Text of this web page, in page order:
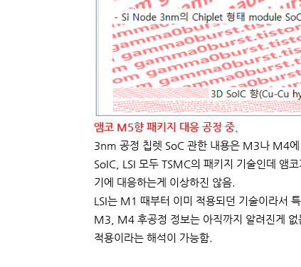
앰코 M5향 패키지 대응 공정 중.
3nm 공정 칩렛 SoC 관한 내용은 M3나 M4
SoIC, LSI 모두 TSMC의 패키지 기술인데 앰
기에 대응하는게 이상하진 않음.
LSI는 M1 때부터 이미 적용되던 기술이라서
M3, M4 후공정 정보는 아직까지 알려진게
적용이라는 해석이 가능함.